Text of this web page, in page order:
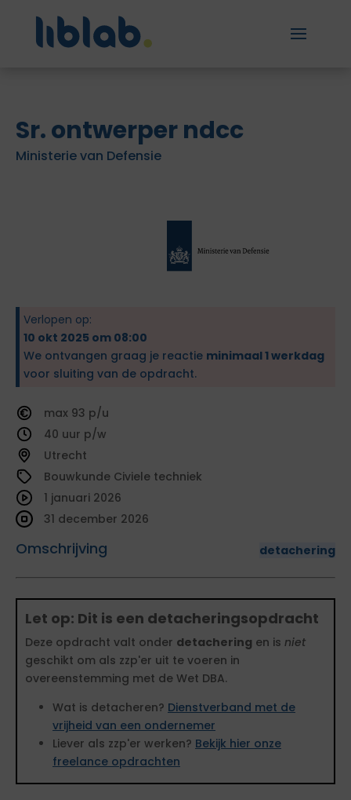
Sr. ontwerper ndcc
Ministerie van Defensie
Verlopen op:
10 okt 2025 om 08:00
We ontvangen graag je reactie minimaal 1 werkdag
voor sluiting van de opdracht.
93
40
Utrecht
Bouwkunde Civiele techniek
Omschrijving detachering
1 januari 2026
31 december 2026
Let op: Dit is een detacheringsopdracht
Deze opdracht valt onder detachering en is niet
geschikt om als zzp'er uit te voeren in
overeenstemming met de Wet DBA.
Wat is detacheren? Dienstverband met de
vrijheid van een ondernemer
Liever als zzp'er werken? Bekijk hier onze
freelance opdrachten